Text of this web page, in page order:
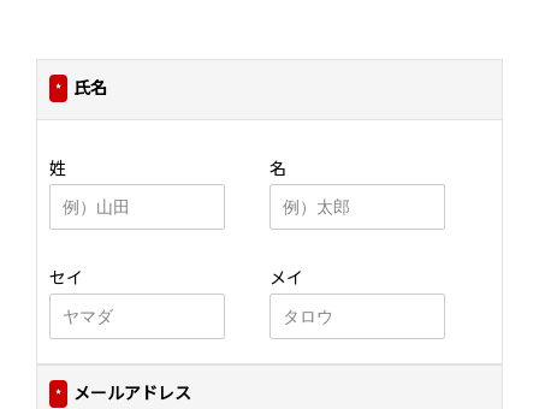
* 氏名
姓 名
セイ メイ
* メールアドレス